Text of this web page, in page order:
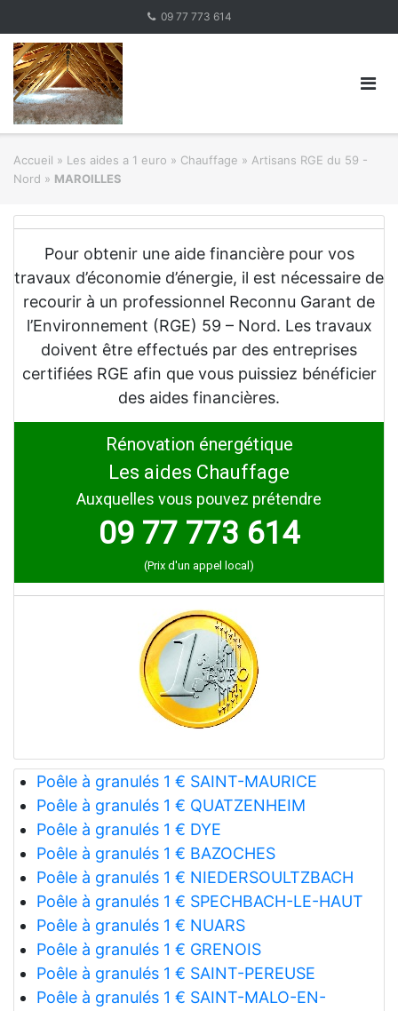
content
09 77 773 614
Accueil » Les aides a 1 euro » Chauffage » Artisans RGE du 59 -
Nord » MAROILLES
Pour obtenir une aide financière pour vos
travaux d’économie d’énergie, il est nécessaire de
recourir à un professionnel Reconnu Garant de
l’Environnement (RGE) 59 – Nord. Les travaux
doivent être effectués par des entreprises
certifiées RGE afin que vous puissiez bénéficier
des aides financières.
Rénovation énergétique
Les aides Chauffage
Auxquelles vous pouvez prétendre
09 77 773 614
(Prix d'un appel local)
Poêle à granulés 1 € SAINT-MAURICE
Poêle à granulés 1 € QUATZENHEIM
Poêle à granulés 1 € DYE
Poêle à granulés 1 € BAZOCHES
Poêle à granulés 1 € NIEDERSOULTZBACH
Poêle à granulés 1 € SPECHBACH-LE-HAUT
Poêle à granulés 1 € NUARS
Poêle à granulés 1 € GRENOIS
Poêle à granulés 1 € SAINT-PEREUSE
Poêle à granulés 1 € SAINT-MALO-EN-